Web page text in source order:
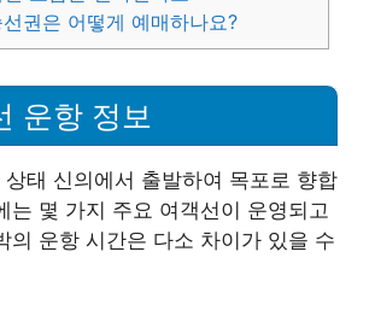
권은 어떻게 예매하나요?
운항 정보
태 신의에서 출발하여 목포로 향합
는 몇 가지 주요 여객선이 운영되고
의 운항 시간은 다소 차이가 있을 수